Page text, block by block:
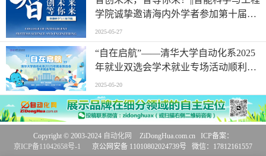
学院诚挚邀请海内外学者参加第十届
“兴海论坛”！
2025-05-27
“自在启航”——清华大学自动化系2025
年就业双选会学术就业专场活动顺利举
办
2025-05-20
Copyright © 2003-2024 自动化网
ZiDongHua.com.cn ICP备案：
京ICP备11042658号-1
京公网安备 11010802024739号 微信：17812161557